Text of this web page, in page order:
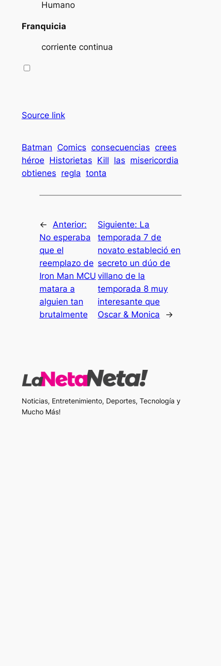
Humano
Franquicia
corriente continua
Source link
Batman Comics consecuencias crees
héroe Historietas Kill las misericordia
obtienes regla tonta
←
Anterior:
No esperaba
que el
reemplazo de
Iron Man MCU
matara a
alguien tan
brutalmente
Siguiente: La
temporada 7 de
novato estableció en
secreto un dúo de
villano de la
temporada 8 muy
interesante que
Oscar & Monica
→
Noticias, Entretenimiento, Deportes, Tecnología y
Mucho Más!